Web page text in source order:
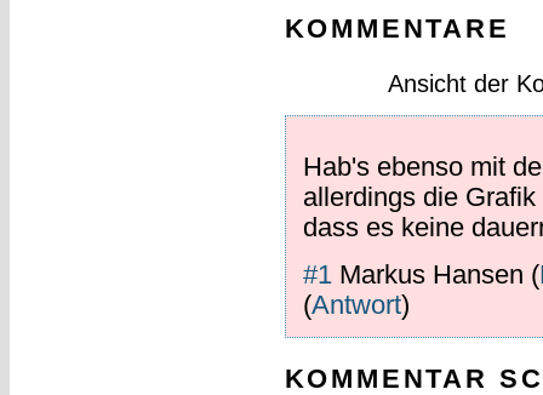
KOMMENTARE
Ansicht der
Hab's ebenso mit
allerdings die
dass es keine
#1 Markus Hansen (
(Antwort)
KOMMENTAR